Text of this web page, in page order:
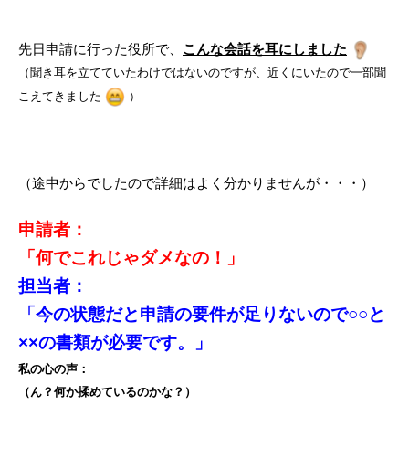
先日申請に行った役所で、 こんな会話を耳にしました
（聞き耳を立てていたわけではないのですが、近くにいたので一部聞
こえてきました
）
（途中からでしたので詳細はよく分かりませんが・・・）
申請者：
「何でこれじゃダメなの！」
担当者：
「今の状態だと申請の要件が足りないので○○と
××の書類が必要です。」
私の心の声：
（ん？何か揉めているのかな？）